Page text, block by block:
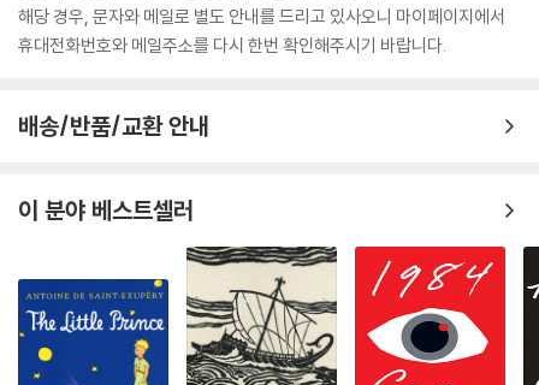
해당 경우, 문자와 메일로 별도 안내를 드리고 있사오니 마이페이지에서
휴대전화번호와 메일주소를 다시 한번 확인해주시기 바랍니다.
배송/반품/교환 안내
이 분야 베스트셀러